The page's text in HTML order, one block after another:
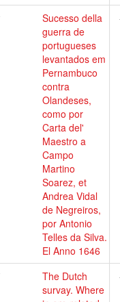
Sucesso della
guerra de
portugueses
levantados em
Pernambuco
contra
Olandeses,
como por
Carta del'
Maestro a
Campo
Martino
Soarez, et
Andrea Vidal
de Negreiros,
por Antonio
Telles da Silva.
El Anno 1646
The Dutch
survay. Where